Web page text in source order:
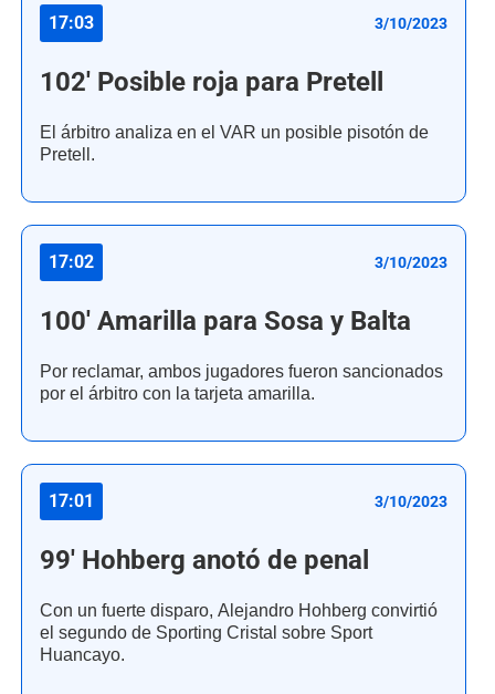
17:03 3/10/2023
102' Posible roja para Pretell
El árbitro analiza en el VAR un posible pisotón de
Pretell.
17:02 3/10/2023
100' Amarilla para Sosa y Balta
Por reclamar, ambos jugadores fueron sancionados
por el árbitro con la tarjeta amarilla.
17:01 3/10/2023
99' Hohberg anotó de penal
Con un fuerte disparo, Alejandro Hohberg convirtió
el segundo de Sporting Cristal sobre Sport
Huancayo.